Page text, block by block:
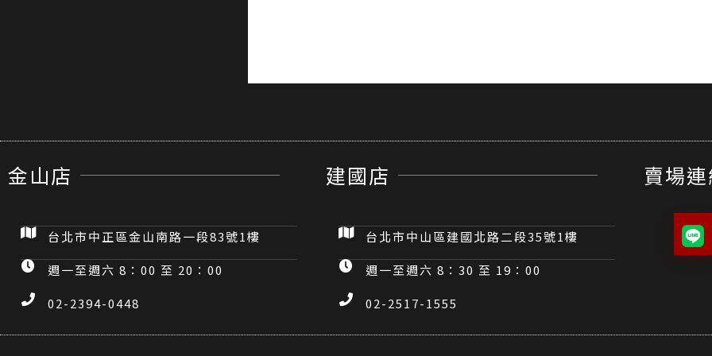
金山店
台北市中正區金山南路一段83號1樓
週一至週六 8：00 至 20：00
02-2394-0448
建國店
台北市中山區建國北路二段35號1樓
週一至週六 8：30 至 19：00
02-2517-1555
賣場